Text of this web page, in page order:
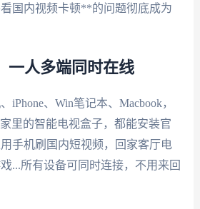
国内视频卡顿**的问题彻底成为
一人多端同时在线
iPhone、Win笔记本、Macbook，
里的智能电视盒子，都能安装官
手机刷国内短视频，回家客厅电
...所有设备可同时连接，不用来回